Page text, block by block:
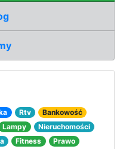
Rtv
Bankowość
Lampy
Nieruchomości
Fitness
Prawo